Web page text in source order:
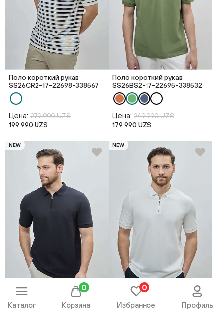
Поло короткий рукав
SS26CR2-17-22698-338567
Цена: 279 990 UZS
199 990 UZS
Поло короткий рукав
SS26BS2-17-22695-338532
Цена: 249 990 UZS
179 990 UZS
NEW
Поло короткий рукав
SS26BS2-17-22695-338538
NEW
Поло короткий рукав
SS26BS2-17-22695-338543
Каталог Корзина
0
Избранное
0
Профиль